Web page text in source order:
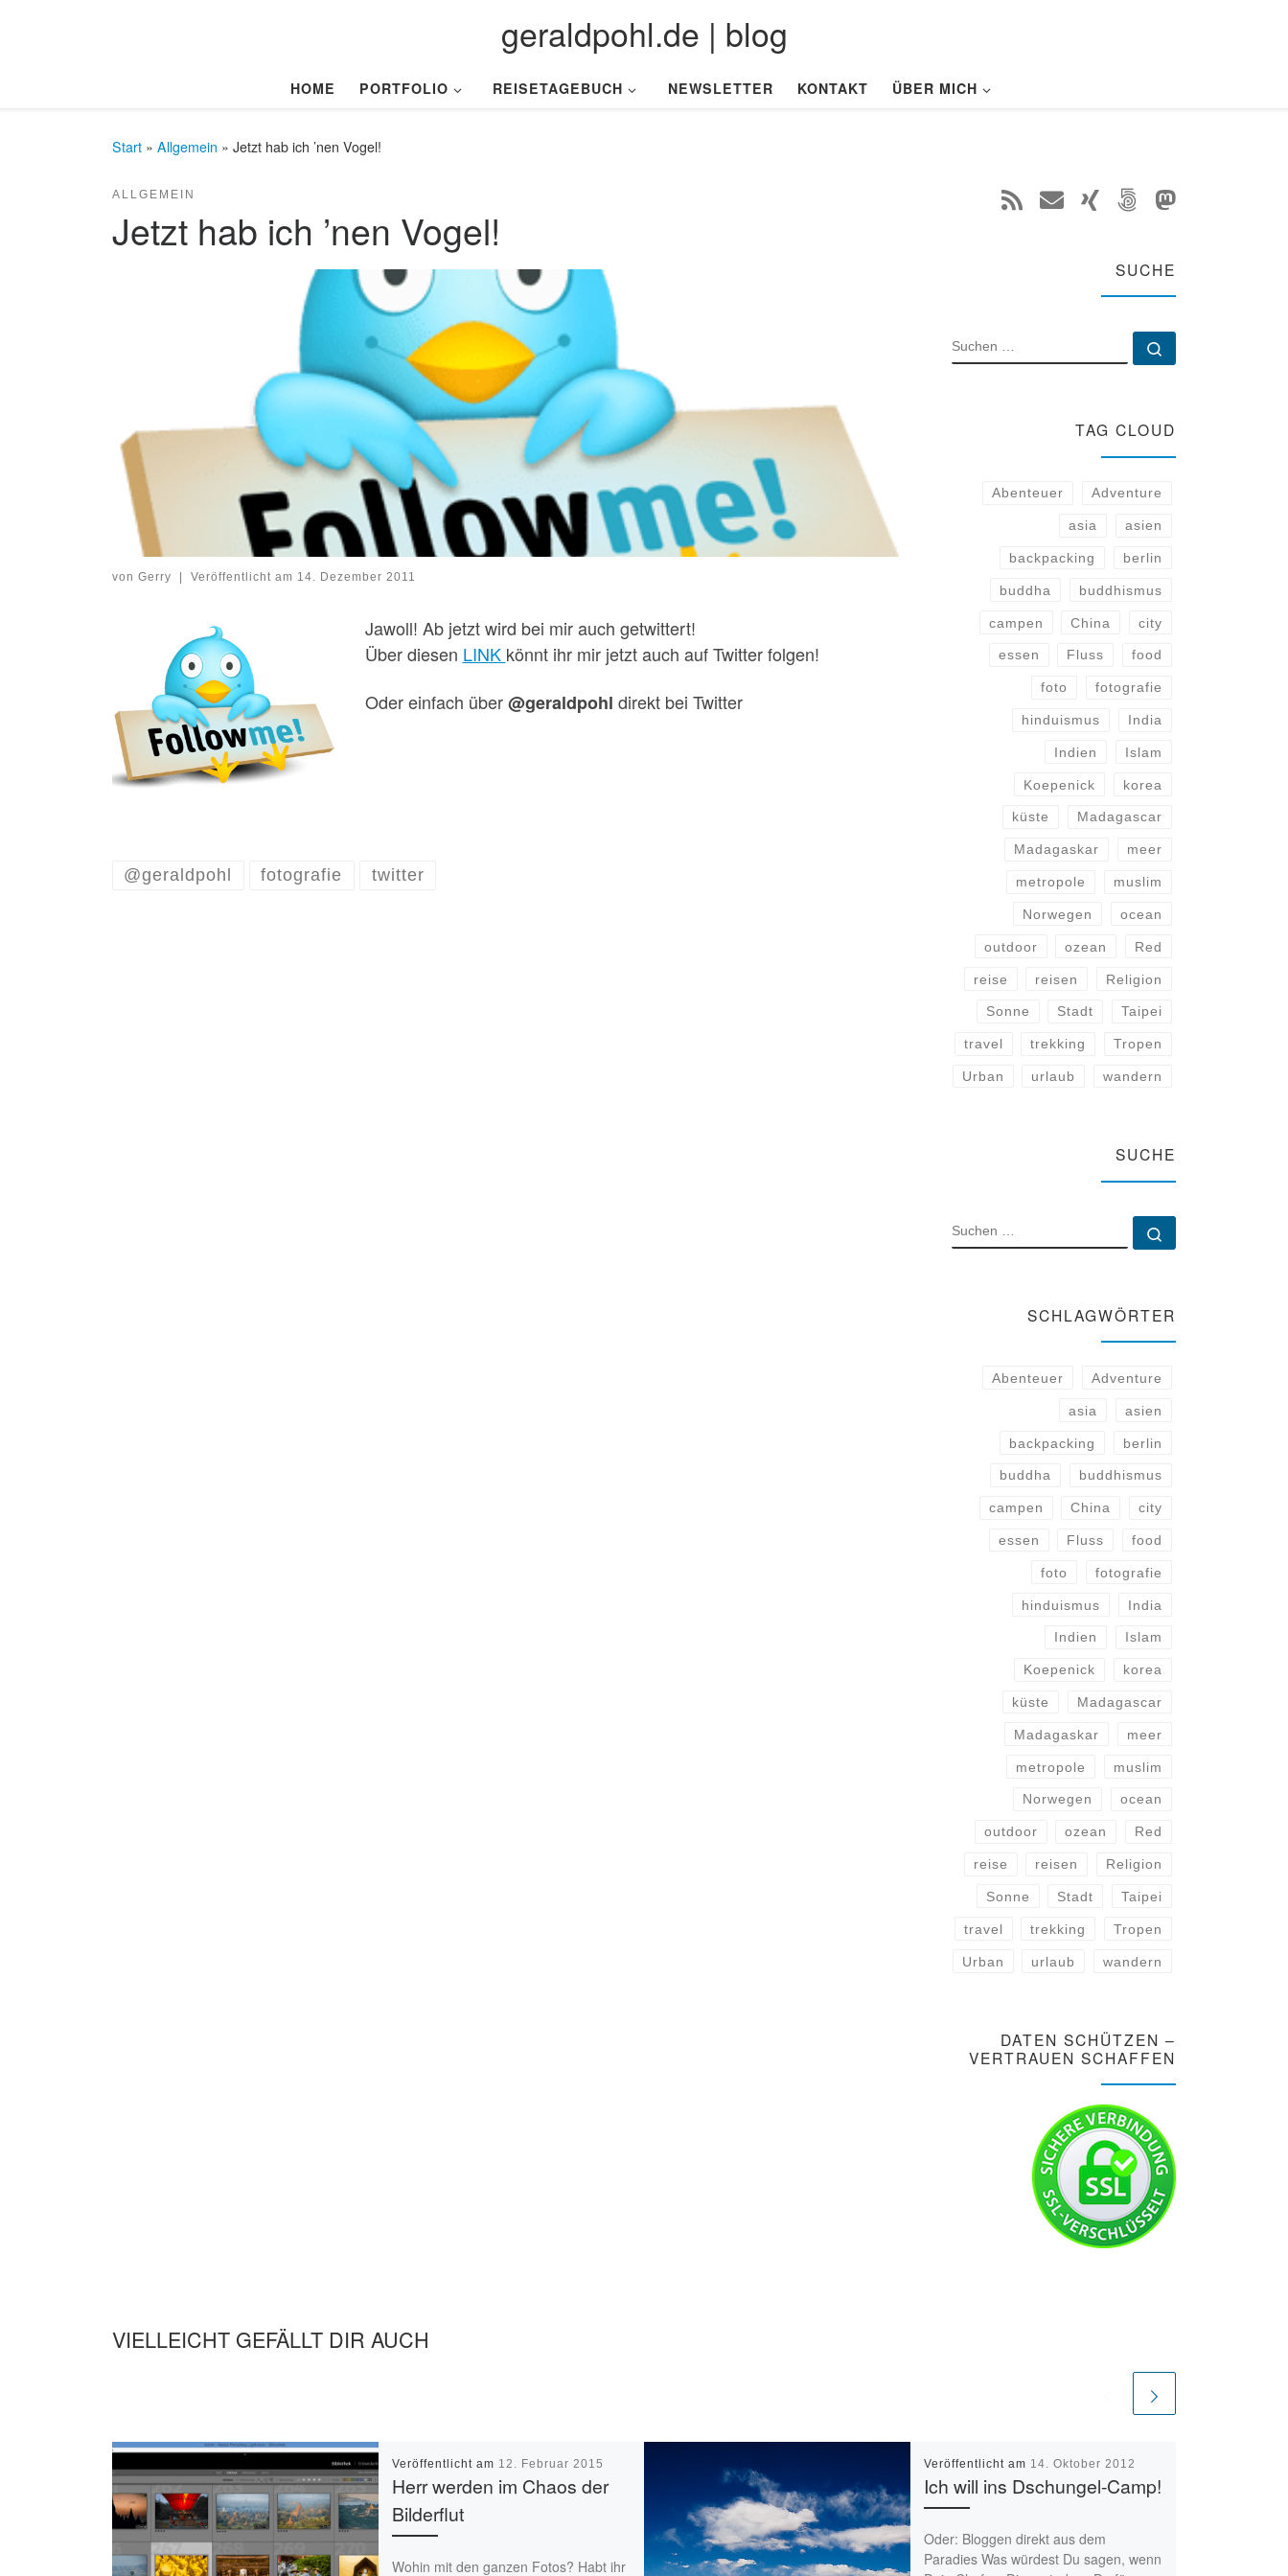
geraldpohl.de | blog
HOME PORTFOLIO REISETAGEBUCH NEWSLETTER KONTAKT ÜBER MICH
Start » Allgemein » Jetzt hab ich ’nen Vogel!
ALLGEMEIN
Jetzt hab ich ’nen Vogel!
von Gerry Veröffentlicht am 14. Dezember 2011
Jawoll! Ab jetzt wird bei mir auch getwittert!
Über diesen LINK könnt ihr mir jetzt auch auf Twitter folgen!
Oder einfach über@geraldpohl direkt bei Twitter
@geraldpohl fotografie twitter
VIELLEICHT GEFÄLLT DIR AUCH
Veröffentlicht am 12. Februar 2015
Herr werden im Chaos der
Bilderflut
Wohin mit den ganzen Fotos? Habt ihr
Veröffentlicht am 14. Oktober 2012
Ich will ins Dschungel-Camp!
Oder: Bloggen direkt aus dem
Paradies Was würdest Du sagen, wenn
SUCHE
SUCHE
TAG CLOUD
Abenteuer Adventure
asia asien
backpacking berlin
buddha buddhismus
campen China city
essen Fluss food
foto fotografie
hinduismus India
Indien Islam
Koepenick korea
küste Madagascar
Madagaskar meer
metropole muslim
Norwegen ocean
outdoor ozean Red
reise reisen Religion
Sonne Stadt Taipei
travel trekking Tropen
Urban urlaub wandern
SUCHE
SUCHE
SCHLAGWÖRTER
Abenteuer Adventure
asia asien
backpacking berlin
buddha buddhismus
campen China city
essen Fluss food
foto fotografie
hinduismus India
Indien Islam
Koepenick korea
küste Madagascar
Madagaskar meer
metropole muslim
Norwegen ocean
outdoor ozean Red
reise reisen Religion
Sonne Stadt Taipei
travel trekking Tropen
Urban urlaub wandern
DATEN SCHÜTZEN –
VERTRAUEN SCHAFFEN